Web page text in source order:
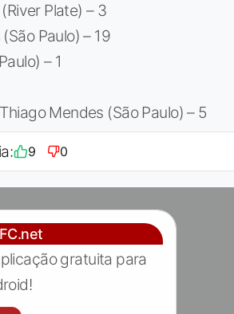
Plate) – 3
Paulo) – 19
– 1
Mendes (São Paulo) – 5
9 0
gratuita para